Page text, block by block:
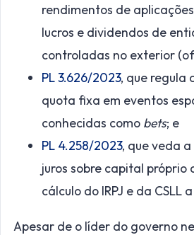
rendimentos de
lucros e dividendos de
controladas no exterior
PL 3.626/2023, que regula
quota fixa em eventos
conhecidas como bets; e
PL 4.258/2023, que veda
juros sobre capital próprio
cálculo do IRPJ e da CSLL
Apesar de o líder do governo